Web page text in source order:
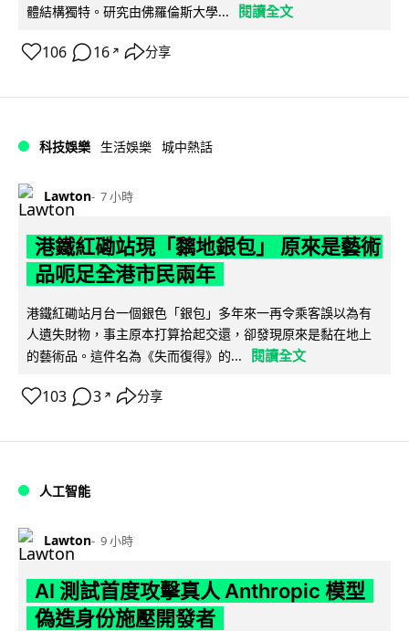
體結構獨特。研究由佛羅倫斯大學...
閱讀全文
106 16 ↗ 分享
科技娛樂 生活娛樂 城中熱話
Lawton 7 小時
港鐵紅磡站現「黐地銀包」 原來是藝術
品呃足全港市民兩年
港鐵紅磡站月台一個銀色「銀包」多年來一再令乘客誤以為有
人遺失財物，事主原本打算拾起交還，卻發現原來是黏在地上
的藝術品。這件名為《失而復得》的...
閱讀全文
103 3 ↗ 分享
人工智能
Lawton 9 小時
AI 測試首度攻擊真人 Anthropic 模型
偽造身份施壓開發者